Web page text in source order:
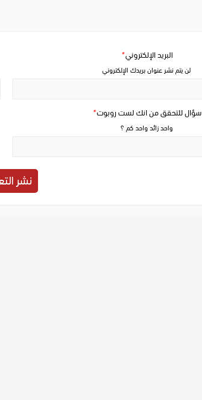
سؤال للتحقق من انك لست روبوت*
واحد زائد واحد كم ؟
البريد الإلكتروني*
لن يتم نشر عنوان بريدك الإلكتروني